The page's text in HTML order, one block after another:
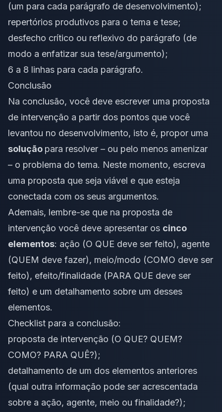
(um para cada parágrafo de desenvolvimento);
repertórios produtivos para o tema e tese;
desfecho crítico ou reflexivo do parágrafo (de
modo a enfatizar sua tese/argumento);
6 a 8 linhas para cada parágrafo.
Conclusão
Na conclusão, você deve escrever uma proposta
de intervenção a partir dos pontos que você
levantou no desenvolvimento, isto é, propor uma
solução para resolver – ou pelo menos amenizar
– o problema do tema. Neste momento, escreva
uma proposta que seja viável e que esteja
conectada com os seus argumentos.
Ademais, lembre-se que na proposta de
intervenção você deve apresentar os cinco
elementos: ação (O QUE deve ser feito), agente
(QUEM deve fazer), meio/modo (COMO deve ser
feito), efeito/finalidade (PARA QUE deve ser
feito) e um detalhamento sobre um desses
elementos.
Checklist para a conclusão:
proposta de intervenção (O QUE? QUEM?
COMO? PARA QUÊ?);
detalhamento de um dos elementos anteriores
(qual outra informação pode ser acrescentada
sobre a ação, agente, meio ou finalidade?);